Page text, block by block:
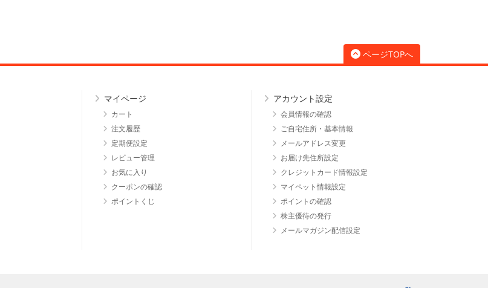
ページTOPへ
マイページ
カート
注文履歴
定期便設定
レビュー管理
お気に入り
クーポンの確認
ポイントくじ
アカウント設定
会員情報の確認
ご自宅住所・基本情報
メールアドレス変更
お届け先住所設定
クレジットカード情報設定
マイペット情報設定
ポイントの確認
株主優待の発行
メールマガジン配信設定